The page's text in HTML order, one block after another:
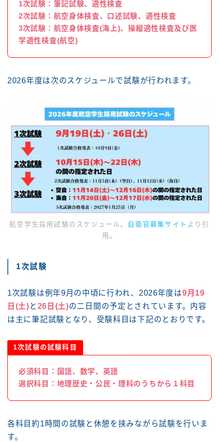
1次試験：筆記試験、適性検査
2次試験：航空身体検査、口述試験、適性検査
3次試験：航空身体検査(海上)、操縦適性検査及び医
学適性検査(航空)
2026年度は次のスケジュールで試験が行われます。
航空学生採用試験のスケジュール。 自衛官募集サイト より引
用。
1次試験
1次試験は例年9月の中頃に行われ、2026年度は9月19
日(土) と 26日(土)の二日間の予定とされています。内容
は主に筆記試験となり、受験科目は下記のとおりです。
1次試験の試験科目
必須科目：国語、数学、英語
選択科目：地理歴史・公民・理科のうちから１科目
各科目約1時間の試験と休憩を挟みながら試験を行いま
す。